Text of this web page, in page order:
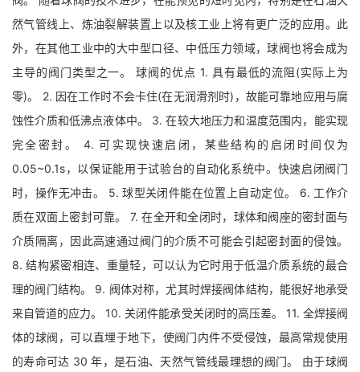
然气管线上、炼油裂解装置上以及核工业上将有更广泛的应用。此
外，在其他工业中的大中型口径、中低压力领域，球阀也将会成为
主导的阀门类型之一。 球阀的优点 1. 具有最低的流阻(实际上为
零)。 2. 因在工作时不会卡住(在无润滑剂时)，故能可靠地应用与腐
蚀性介质和低沸点液体中。 3. 在较大地压力和温度范围内，能实现
完全密封。 4. 可实现快速启闭，某些结构的启闭时间仅为
0.05~0.1s，以保证能用于试验台的自动化系统中。快速启闭阀门
时，操作无冲击。 5. 球型关闭件能在位置上自动定位。 6. 工作介
质在双面上密封可靠。 7. 在全开和全闭时，球体和阀座的密封面与
介质隔离，因此高速通过阀门的介质不可能会引起密封面的侵蚀。
8. 结构紧密相连、重量轻，可以认为它时用于低温介质系统的最合
理的阀门结构。 9. 阀体对称，尤其时焊接阀体结构，能很好地承受
来自管道的应力。 10. 关闭件能承受关闭时的高压差。 11. 全焊接阀
体的球阀，可以直埋于地下，使阀门内件不受侵蚀，最高常规使用
的寿命可达 30 年，是石油、天然气管线最理想的阀门。 由于球阀